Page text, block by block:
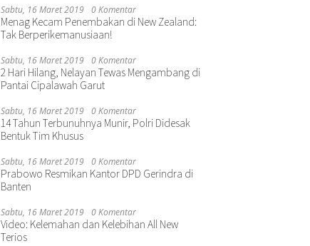
Sabtu, 16 Maret 2019 0 Komentar
Menag Kecam Penembakan di New Zealand:
Tak Berperikemanusiaan!
Sabtu, 16 Maret 2019 0 Komentar
2 Hari Hilang, Nelayan Tewas Mengambang di
Pantai Cipalawah Garut
Sabtu, 16 Maret 2019 0 Komentar
14 Tahun Terbunuhnya Munir, Polri Didesak
Bentuk Tim Khusus
Sabtu, 16 Maret 2019 0 Komentar
Prabowo Resmikan Kantor DPD Gerindra di
Banten
Sabtu, 16 Maret 2019 0 Komentar
Video: Kelemahan dan Kelebihan All New
Terios